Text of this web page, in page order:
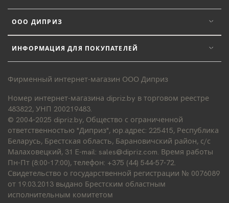
ООО ДИПРИЗ
ИНФОРМАЦИЯ ДЛЯ ПОКУПАТЕЛЕЙ
Фирменный интернет-магазин ООО Диприз
Номер интернет-магазина dipriz.by в торговом реестре
483822, УНП 200219483.
© 2004–2025 dipriz.by, Общество с ограниченной
ответственностью "Диприз", юр.адрес: 225415, Республика
Беларусь, Брестская область, Барановичский район, с/с
Малаховецкий, 31 E-mail: sales@dipriz.com. Время работы
Пн-Пт (8:00-17:00), телефон: +375 (44) 544-57-72.
Свидетельство о государственной регистрации № 0076089
от 19.03.2013 выдано Брестским областным
исполнительным комитетом